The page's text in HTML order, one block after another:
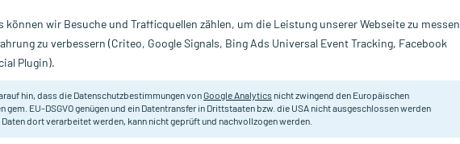
einen Burnout?
geprüft - Lesezeit: 5 Minuten
, Apothekerin bei mycare.de
können wir Besuche und Trafficquellen zählen, um die Leistung unserer Webseite zu messen
zu verbessern (Criteo, Google Signals, Bing Ads Universal Event Tracking, Facebook
Plugin).
hin, dass die Datenschutzbestimmungen vonGoogle Analytics nicht zwingend den Europäischen
gem. EU-DSGVO genügen und ein Datentransfer in Drittstaaten bzw. die USA nicht ausgeschlossen werden
Daten dort verarbeitet werden, kann nicht geprüft und nachvollzogen werden.